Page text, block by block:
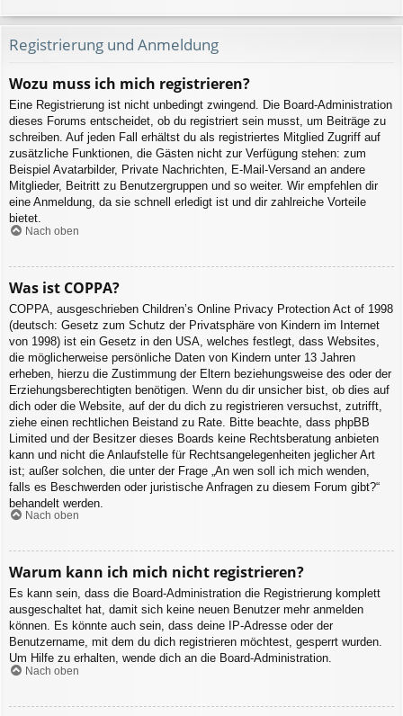
Registrierung und Anmeldung
Wozu muss ich mich registrieren?
Eine Registrierung ist nicht unbedingt zwingend. Die Board-Administration
dieses Forums entscheidet, ob du registriert sein musst, um Beiträge zu
schreiben. Auf jeden Fall erhältst du als registriertes Mitglied Zugriff auf
zusätzliche Funktionen, die Gästen nicht zur Verfügung stehen: zum
Beispiel Avatarbilder, Private Nachrichten, E-Mail-Versand an andere
Mitglieder, Beitritt zu Benutzergruppen und so weiter. Wir empfehlen dir
eine Anmeldung, da sie schnell erledigt ist und dir zahlreiche Vorteile
bietet.
Nach oben
Was ist COPPA?
COPPA, ausgeschrieben Children’s Online Privacy Protection Act of 1998
(deutsch: Gesetz zum Schutz der Privatsphäre von Kindern im Internet
von 1998) ist ein Gesetz in den USA, welches festlegt, dass Websites,
die möglicherweise persönliche Daten von Kindern unter 13 Jahren
erheben, hierzu die Zustimmung der Eltern beziehungsweise des oder der
Erziehungsberechtigten benötigen. Wenn du dir unsicher bist, ob dies auf
dich oder die Website, auf der du dich zu registrieren versuchst, zutrifft,
ziehe einen rechtlichen Beistand zu Rate. Bitte beachte, dass phpBB
Limited und der Besitzer dieses Boards keine Rechtsberatung anbieten
kann und nicht die Anlaufstelle für Rechtsangelegenheiten jeglicher Art
ist; außer solchen, die unter der Frage „An wen soll ich mich wenden,
falls es Beschwerden oder juristische Anfragen zu diesem Forum gibt?“
behandelt werden.
Nach oben
Warum kann ich mich nicht registrieren?
Es kann sein, dass die Board-Administration die Registrierung komplett
ausgeschaltet hat, damit sich keine neuen Benutzer mehr anmelden
können. Es könnte auch sein, dass deine IP-Adresse oder der
Benutzername, mit dem du dich registrieren möchtest, gesperrt wurden.
Um Hilfe zu erhalten, wende dich an die Board-Administration.
Nach oben